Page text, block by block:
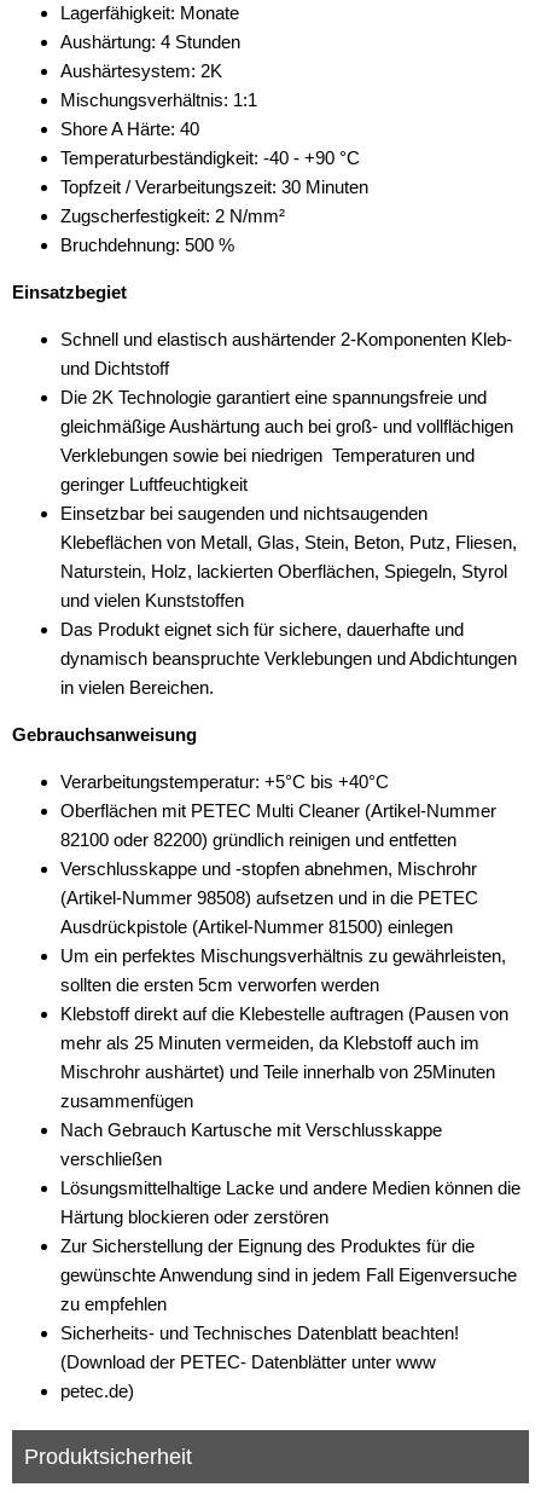
Lagerfähigkeit: Monate
Aushärtung: 4 Stunden
Aushärtesystem: 2K
Mischungsverhältnis: 1:1
Shore A Härte: 40
Temperaturbeständigkeit: -40 - +90 °C
Topfzeit / Verarbeitungszeit: 30 Minuten
Zugscherfestigkeit: 2 N/mm²
Bruchdehnung: 500 %
Einsatzbegiet
Schnell und elastisch aushärtender 2-Komponenten Kleb-
und Dichtstoff
Die 2K Technologie garantiert eine spannungsfreie und
gleichmäßige Aushärtung auch bei groß- und vollflächigen
Verklebungen sowie bei niedrigen Temperaturen und
geringer Luftfeuchtigkeit
Einsetzbar bei saugenden und nichtsaugenden
Klebeflächen von Metall, Glas, Stein, Beton, Putz, Fliesen,
Naturstein, Holz, lackierten Oberflächen, Spiegeln, Styrol
und vielen Kunststoffen
Das Produkt eignet sich für sichere, dauerhafte und
dynamisch beanspruchte Verklebungen und Abdichtungen
in vielen Bereichen.
Gebrauchsanweisung
Verarbeitungstemperatur: +5°C bis +40°C
Oberflächen mit PETEC Multi Cleaner (Artikel-Nummer
82100 oder 82200) gründlich reinigen und entfetten
Verschlusskappe und -stopfen abnehmen, Mischrohr
(Artikel-Nummer 98508) aufsetzen und in die PETEC
Ausdrückpistole (Artikel-Nummer 81500) einlegen
Um ein perfektes Mischungsverhältnis zu gewährleisten,
sollten die ersten 5cm verworfen werden
Klebstoff direkt auf die Klebestelle auftragen (Pausen von
mehr als 25 Minuten vermeiden, da Klebstoff auch im
Mischrohr aushärtet) und Teile innerhalb von 25Minuten
zusammenfügen
Nach Gebrauch Kartusche mit Verschlusskappe
verschließen
Lösungsmittelhaltige Lacke und andere Medien können die
Härtung blockieren oder zerstören
Zur Sicherstellung der Eignung des Produktes für die
gewünschte Anwendung sind in jedem Fall Eigenversuche
zu empfehlen
Sicherheits- und Technisches Datenblatt beachten!
(Download der PETEC- Datenblätter unter www
petec.de)
Produktsicherheit